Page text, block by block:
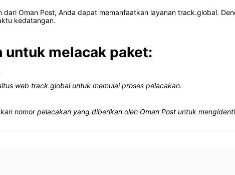
dari Oman Post, Anda dapat memanfaatkan layanan track.global.
kedatangan.
untuk melacak paket:
web track.global untuk memulai proses pelacakan.
nomor pelacakan yang diberikan oleh Oman Post untuk